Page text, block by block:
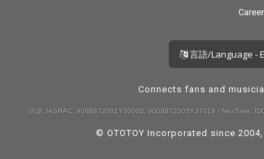
言語/Language -
Connects fans and
許諾 JASRAC: 9008872001Y30005, 9008872005Y37019 / NexTone:
© OTOTOY Incorporated since 2004,